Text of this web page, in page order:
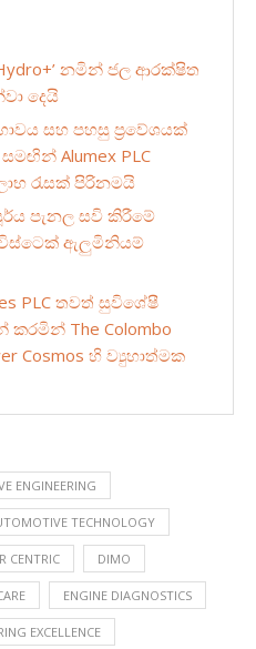
නමින් ජල ආරක්ෂිත
දෙයි
සහ පහසු ප්‍රවේශයක්
Alumex PLC
රැසක් පිරිනමයි
පැනල සවි කිරීමේ
ඇලුමිනියම්
PLC තවත් සුවිශේෂී
The Colombo
Cosmos හි ව්‍යුහාත්මක
ENGINEERING
TECHNOLOGY
CENTRIC DIMO
ENGINE DIAGNOSTICS
EXCELLENCE